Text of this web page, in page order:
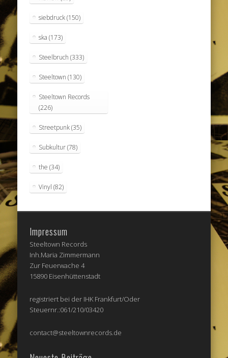
siebdruck(150)
ska (173)
Steelbruch (333)
Steeltown (130)
Steeltown Records
(226)
Streetpunk(35)
Subkultur(78)
the (34)
Vinyl (82)
Impressum
Steeltown Records
Inh.Maria Zimmermann
Zur Feuerwache 4
15890 Eisenhüttenstadt
registriert bei der IHK Frankfurt/Oder
Steuernr.:061/210/03420
contact@steeltownrecords.de